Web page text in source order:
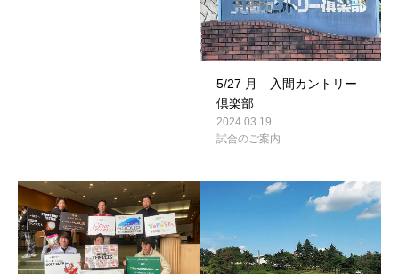
5/27 月 入間カントリー
倶楽部
2024.03.19
試合のご案内